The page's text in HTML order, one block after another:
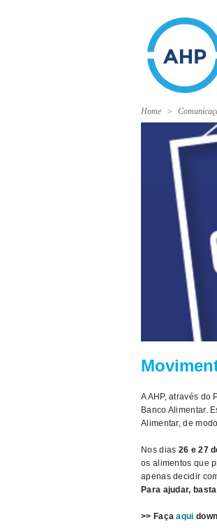
Home
A AHP, através do
Banco Alimentar.
Alimentar, de
Nos dias 26 e 27
os alimentos que
apenas decidir
Para ajudar,
>> Façaaqui